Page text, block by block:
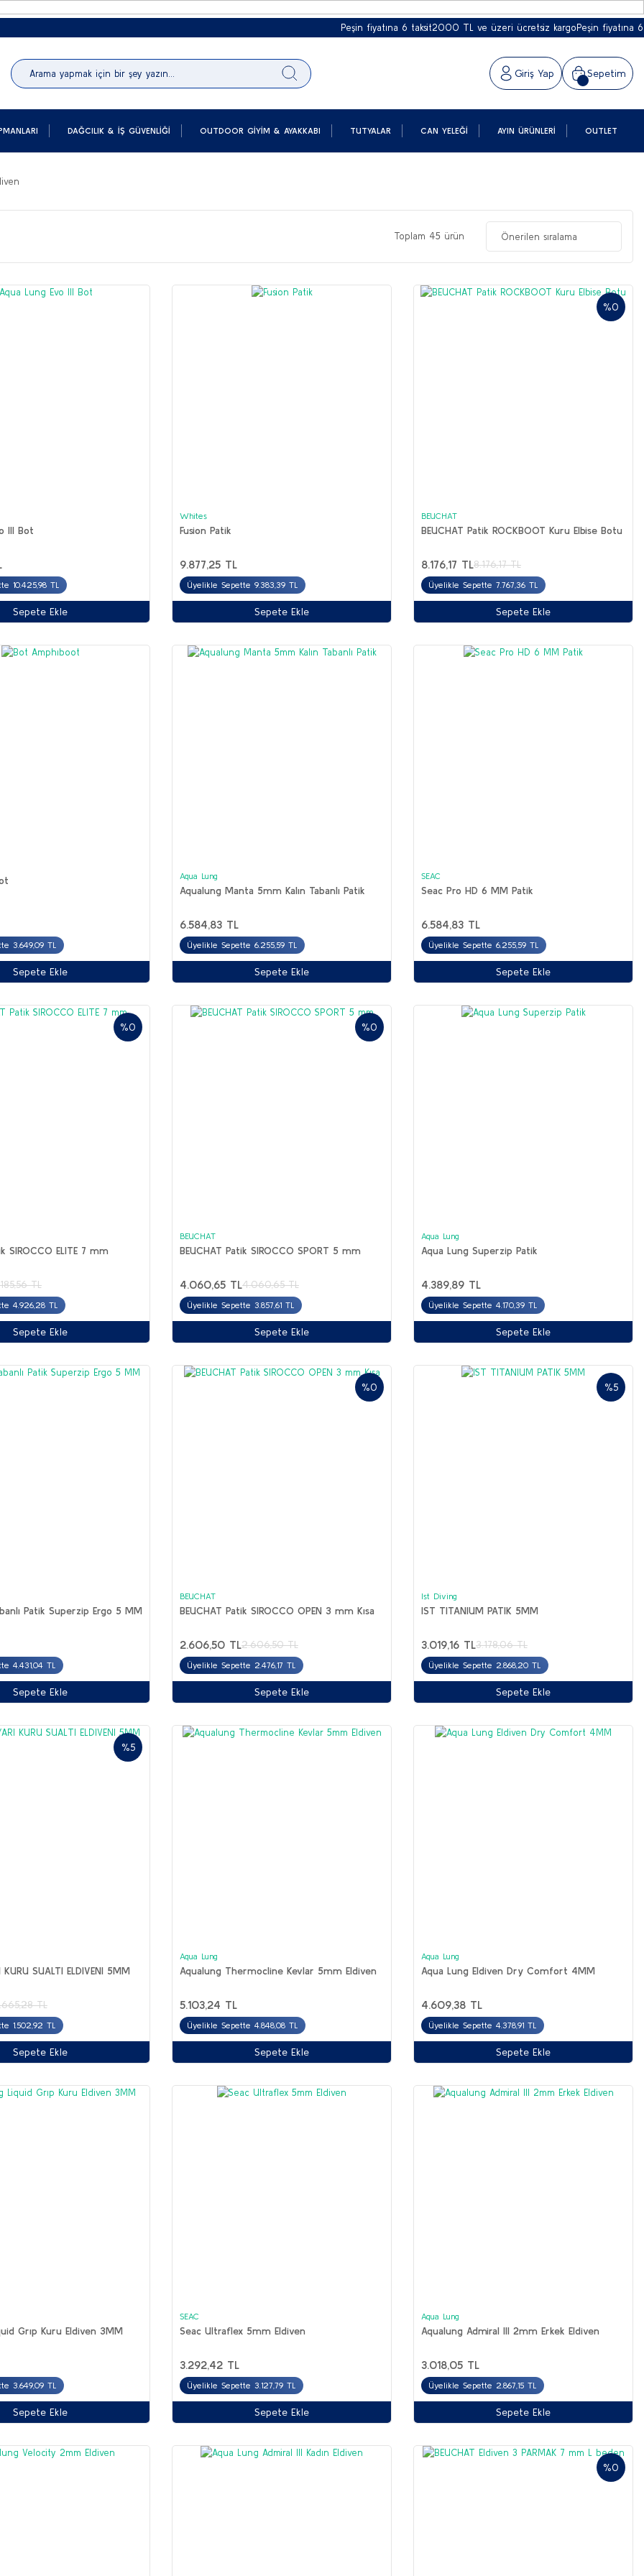
Peşin fiyatına 6 taksit2000 TL ve üzeri ücretsiz kargoPeşin fiyatına 6 taksit
Giriş Yap Sepetim
DAĞCILIK & İŞ GÜVENLIĞI OUTDOOR GIYIM & AYAKKABI TUTYALAR CAN YELEĞI AYIN ÜRÜNLERI OUTLET
Toplam 45 ürün
III Bot
10.425,98 TL
Sepete Ekle
Whites
Fusion Patik
9.877,25 TL
Üyelikle Sepette 9.383,39 TL
Sepete Ekle
%0
BEUCHAT
BEUCHAT Patik ROCKBOOT Kuru Elbise Botu
8.176,17 TL8.176,17 TL
Üyelikle Sepette 7.767,36 TL
Sepete Ekle
3.649,09 TL
Sepete Ekle
Aqua Lung
Aqualung Manta 5mm Kalın Tabanlı Patik
6.584,83 TL
Üyelikle Sepette 6.255,59 TL
Sepete Ekle
SEAC
Seac Pro HD 6 MM Patik
6.584,83 TL
Üyelikle Sepette 6.255,59 TL
Sepete Ekle
%0
SIROCCO ELITE 7 mm
TL
4.926,28 TL
Sepete Ekle
%0
BEUCHAT
BEUCHAT Patik SIROCCO SPORT 5 mm
4.060,65 TL4.060,65 TL
Üyelikle Sepette 3.857,61 TL
Sepete Ekle
Aqua Lung
Aqua Lung Superzip Patik
4.389,89 TL
Üyelikle Sepette 4.170,39 TL
Sepete Ekle
Patik Superzip Ergo 5 MM
4.431,04 TL
Sepete Ekle
%0
BEUCHAT
BEUCHAT Patik SIROCCO OPEN 3 mm Kısa
2.606,50 TL2.606,50 TL
Üyelikle Sepette 2.476,17 TL
Sepete Ekle
%5
Ist Diving
IST TITANIUM PATIK 5MM
3.019,16 TL3.178,06 TL
Üyelikle Sepette 2.868,20 TL
Sepete Ekle
%5
KURU SUALTI ELDIVENI 5MM
TL
1.502,92 TL
Sepete Ekle
Aqua Lung
Aqualung Thermocline Kevlar 5mm Eldiven
5.103,24 TL
Üyelikle Sepette 4.848,08 TL
Sepete Ekle
Aqua Lung
Aqua Lung Eldiven Dry Comfort 4MM
4.609,38 TL
Üyelikle Sepette 4.378,91 TL
Sepete Ekle
Grıp Kuru Eldiven 3MM
3.649,09 TL
Sepete Ekle
SEAC
Seac Ultraflex 5mm Eldiven
3.292,42 TL
Üyelikle Sepette 3.127,79 TL
Sepete Ekle
Aqua Lung
Aqualung Admiral III 2mm Erkek Eldiven
3.018,05 TL
Üyelikle Sepette 2.867,15 TL
Sepete Ekle
%0